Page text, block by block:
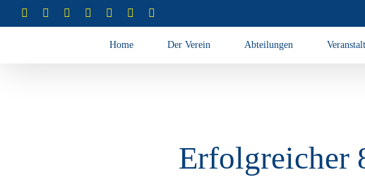
Inhalt
InstagramInstagramInstagramInstagramFacebook
Home Der Verein Abteilungen
Erfolgreicher